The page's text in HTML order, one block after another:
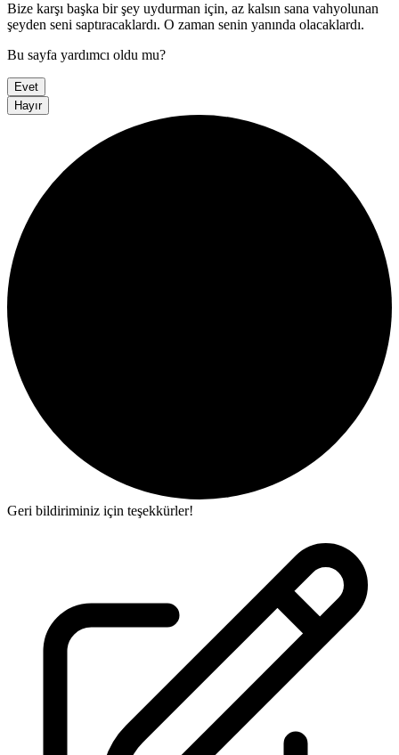
Bize karşı başka bir şey uydurman için, az kalsın sana vahyolunan
şeyden seni saptıracaklardı. O zaman senin yanında olacaklardı.
Bu sayfa yardımcı oldu mu?
Evet
Hayır
Geri bildiriminiz için teşekkürler!